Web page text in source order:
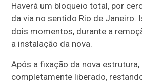
Haverá um bloqueio total, por
da via no sentido Rio de Janeiro.
dois momentos, durante a
a instalação da nova.
Após a fixação da nova
completamente liberado,